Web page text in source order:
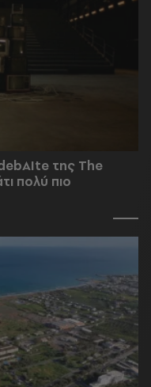
της The
πολύ πιο